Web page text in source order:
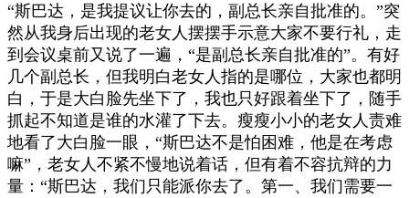
“斯巴达，是我提议让你去的，副总长亲自批准的。 ”突
然从我身后出现的老女人摆摆手示意大家不要行礼，走
到会议桌前又说了一遍， “是副总长亲自批准的”。有好
几个副总长，但我明白老女人指的是哪位，大家也都明
白，于是大白脸先坐下了，我也只好跟着坐下了，随手
抓起不知道是谁的水灌了下去。瘦瘦小小的老女人责难
地看了大白脸一眼， “斯巴达不是怕困难，他是在考虑
嘛” ，老女人不紧不慢地说着话，但有着不容抗辩的力
量： “斯巴达，我们只能派你去了。第一、我们需要一